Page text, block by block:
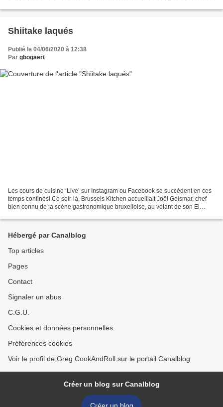
Shiitake laqués
Publié le 04/06/2020 à 12:38
Par gbogaert
Les cours de cuisine ‘Live’ sur Instagram ou Facebook se succèdent en ces
temps confinés! Ce soir-là, Brussels Kitchen accueillait Joël Geismar, chef
bien connu de la scène gastronomique bruxelloise, au volant de son El
Hébergé par Canalblog
Top articles
Pages
Contact
Signaler un abus
C.G.U.
Cookies et données personnelles
Préférences cookies
Voir le profil de Greg CookAndRoll sur le portail Canalblog
Créer un blog sur Canalblog